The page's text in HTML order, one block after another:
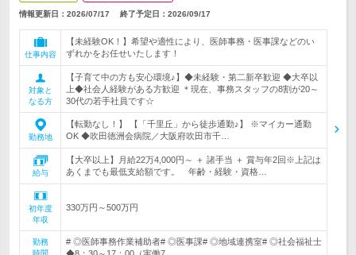
情報更新日：2026/07/17 終了予定日： 2026/09/17
仕事内容
【未経験OK！】希望や適性により、医師事務・医事課などのい
ずれかをお任せいたします！
対象と
なる方
【子育て中の方も安心環境♪】◆未経験・第二新卒歓迎 ◆大卒以
上◆社会人経験がある方歓迎 ＊現在、事務スタッフの8割が20～
30代の若手社員です☆
勤務地
【転勤なし！】 【「千里丘」から徒歩通勤♪】 ※マイカー通勤
OK ◆吹田徳洲会病院／大阪府吹田市千…
給与
【大卒以上】月給22万4,000円～ ＋ 諸手当 ＋ 賞与年2回※上記は
あくまでも最低支給額です。 年齢・経験・資格…
初年度
年収
330万円～500万円
勤務
時間
# ◎医師事務作業補助者# ◎医事課# ◎地域連携室# ◎社会福祉士